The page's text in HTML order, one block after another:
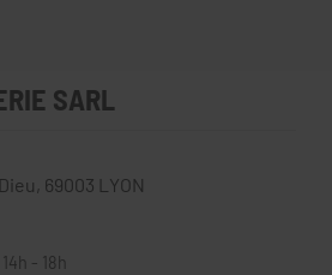
SARL
69003
LYON
08h - 12h / 14h - 18h